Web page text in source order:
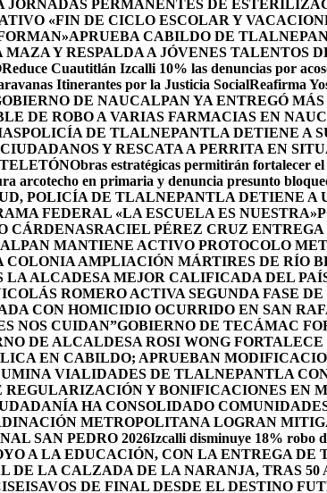
PERMANENTES DE
«FIN DE CICLO ESCOLAR Y
APRUEBA CABILDO DE
Y RESPALDA A JÓVENES TALENTOS
Reduce Cuautitlán Izcalli 10% las denuncias por
Itinerantes por la Justicia SocialReafirma
DE NAUCALPAN YA ENTREGÓ
DE ROBO A VARIAS FARMACIAS EN
POLICÍA DE TLALNEPANTLA DETIENE A
Y RESCATA A PERRITA EN
Obras estratégicas permitirán fortalecer
arcotecho en primaria y denuncia presunto
POLICÍA DE TLALNEPANTLA DETIENE A
FEDERAL «LA ESCUELA ES NUESTRA»
CÁRDENASRACIEL PÉREZ CRUZ
MANTIENE ACTIVO PROTOCOLO
AMPLIACIÓN MÁRTIRES DE RÍO
ALCADESA MEJOR CALIFICADA DEL
ROMERO ACTIVA SEGUNDA FASE
CON HOMICIDIO OCURRIDO EN SAN
NOS CUIDAN”GOBIERNO DE TECÁMAC
DE ALCALDESA ROSI WONG
EN CABILDO; APRUEBAN
VIALIDADES DE TLALNEPANTLA
Y BONIFICACIONES EN
HA CONSOLIDADO
METROPOLITANA LOGRAN
SAN PEDRO 2026Izcalli disminuye 18% robo
A LA EDUCACIÓN, CON LA ENTREGA
LA CALZADA DE LA NARANJA, TRAS 50
DE FINAL DESDE EL DESTINO